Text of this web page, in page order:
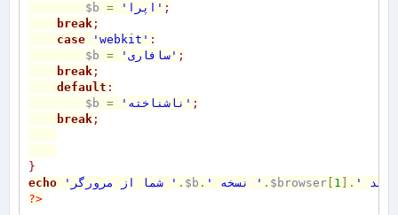
$b = 'اپرا' ;
break;
case
'webkit' :
$b = 'سافاری' ;
break;
default :
$b = 'ناشناخته' ;
break;
}
echo
'شما از مرورگر ' . $b . ' نسخه ' . $browser[ 1
.
?>